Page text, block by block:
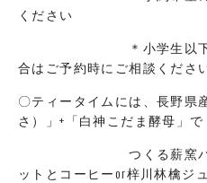
ください
＊小学生以下のお
合はご予約時にご相談くださ
〇ティータイムには、長野県
さ）」+「白神こだま酵母」で
つくる薪窯パンで
ットとコーヒーor梓川林檎ジュ